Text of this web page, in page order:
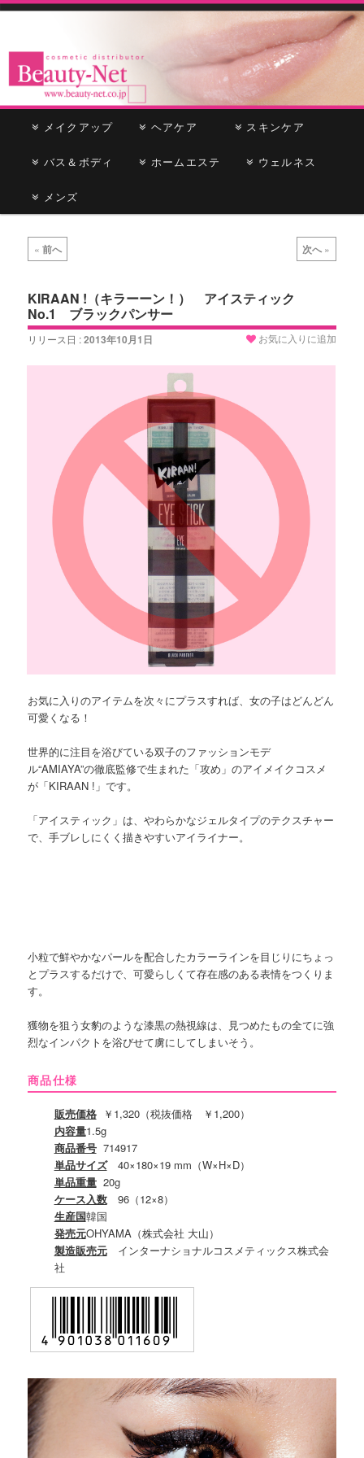
Beauty-Net
cosmetic distributor
ー
メ
イ
ン
テ
ン
サ
ブ
コ
ン
ツ
メイクアップ ヘアケア スキンケア
バス＆ボディ ホームエステ ウェルネス
メンズ
稿
ビ
ゲ
ー
シ
ョ
« 前へ 次へ »
KIRAAN !（キラーーン！） アイスティック
No.1 ブラックパンサー
リリース日 :2013年10月1日 お気に入りに追加
お気に入りのアイテムを次々にプラスすれば、女の子はどんどん
可愛くなる！
世界的に注目を浴びている双子のファッションモデ
ル“AMIAYA”の徹底監修で生まれた「攻め」のアイメイクコスメ
が「KIRAAN !」です。
「アイスティック」は、やわらかなジェルタイプのテクスチャー
で、手ブレしにくく描きやすいアイライナー。
小粒で鮮やかなパールを配合したカラーラインを目じりにちょっ
とプラスするだけで、可愛らしくて存在感のある表情をつくりま
す。
獲物を狙う女豹のような漆黒の熱視線は、見つめたもの全てに強
烈なインパクトを浴びせて虜にしてしまいそう。
商品仕様
販売価格￥1,320（税抜価格 ￥1,200）
内容量1.5g
商品番号714917
単品サイズ40×180×19 mm（W×H×D）
単品重量20g
ケース入数96（12×8）
生産国韓国
発売元OHYAMA（株式会社 大山）
製造販売元インターナショナルコスメティックス株式会
社